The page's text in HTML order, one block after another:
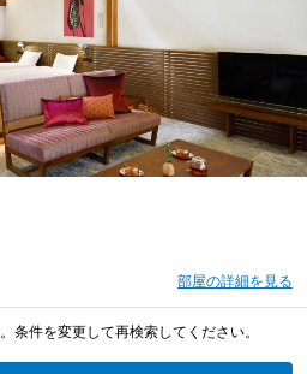
部屋の詳細を見る
条件を変更して再検索してください。